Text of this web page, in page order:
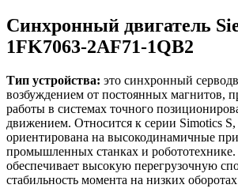
Синхронный двигатель
1FK7063-2AF71-1QB2
Тип устройства: это синхронный
возбуждением от постоянных магнитов,
работы в системах точного
движением. Относится к серии Simotics S,
ориентирована на высокодинамичные
промышленных станках и робототехнике.
обеспечивает высокую перегрузочную
стабильность момента на низких